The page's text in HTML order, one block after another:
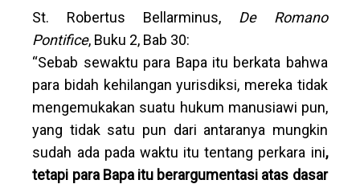
St. Robertus Bellarminus, De Romano
Pontifice, Buku 2, Bab 30:
“Sebab sewaktu para Bapa itu berkata bahwa
para bidah kehilangan yurisdiksi, mereka tidak
mengemukakan suatu hukum manusiawi pun,
yang tidak satu pun dari antaranya mungkin
sudah ada pada waktu itu tentang perkara ini,
tetapi para Bapa itu berargumentasi atas dasar